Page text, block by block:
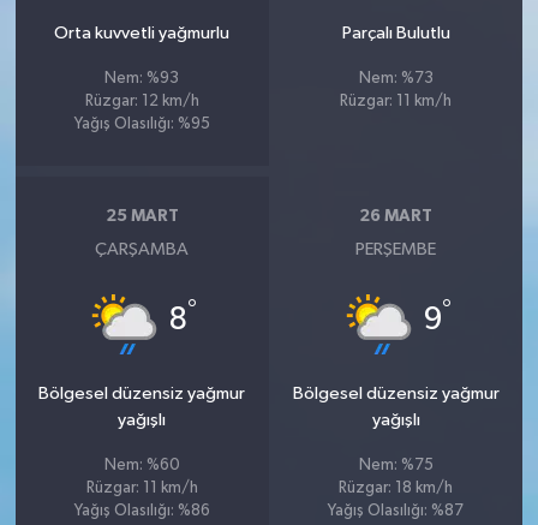
Orta kuvvetli yağmurlu
Nem: %93
Rüzgar: 12 km/h
Yağış Olasılığı: %95
Parçalı Bulutlu
Nem: %73
Rüzgar: 11 km/h
25 MART
ÇARŞAMBA
8°
Bölgesel düzensiz yağmur
yağışlı
Nem: %60
Rüzgar: 11 km/h
Yağış Olasılığı: %86
26 MART
PERŞEMBE
9°
Bölgesel düzensiz yağmur
yağışlı
Nem: %75
Rüzgar: 18 km/h
Yağış Olasılığı: %87